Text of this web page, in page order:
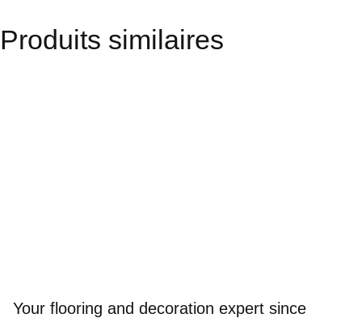
Produits similaires
Your flooring and decoration expert since